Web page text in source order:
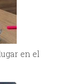
en el